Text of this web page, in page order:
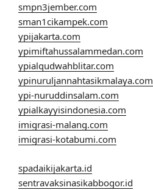
smpn3jember.com
sman1cikampek.com
ypijakarta.com
ypimiftahussalammedan.com
ypialqudwahblitar.com
ypinuruljannahtasikmalaya.com
ypi-nuruddinsalam.com
ypialkayyisindonesia.com
imigrasi-malang.com
imigrasi-kotabumi.com
spadaikijakarta.id
sentravaksinasikabbogor.id